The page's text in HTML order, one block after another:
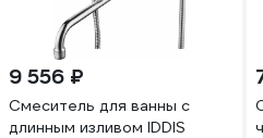
9 556 ₽
Смеситель для ванны с
длинным изливом IDDIS